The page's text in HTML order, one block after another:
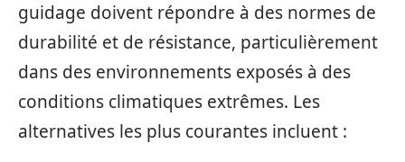
guidage doivent répondre à des normes de
durabilité et de résistance, particulièrement
dans des environnements exposés à des
conditions climatiques extrêmes. Les
alternatives les plus courantes incluent :